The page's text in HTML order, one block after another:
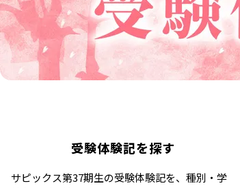
受験体験記を探す
サピックス第37期生の受験体験記を、種別・学